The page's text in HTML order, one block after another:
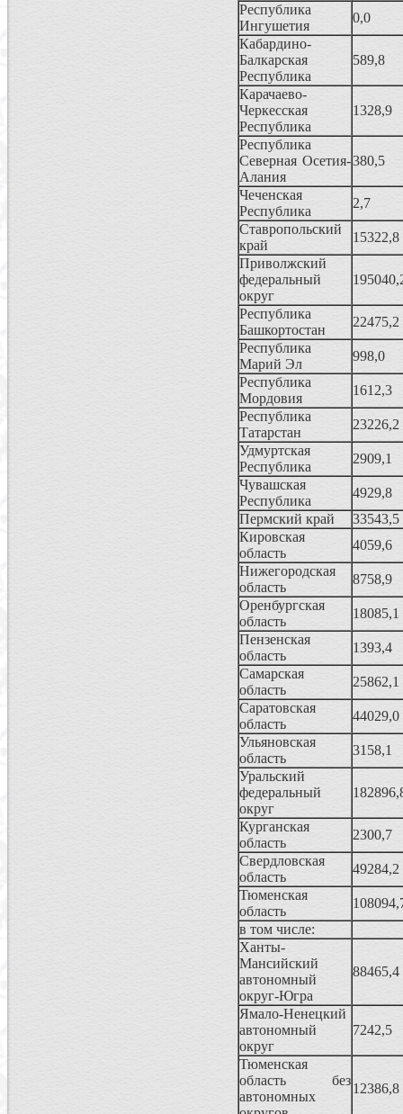
Республика
Ингушетия
0,0
Кабардино-
Балкарская
Республика
589,8
Карачаево-
Черкесская
Республика
1328,9
Республика
Северная Осетия-
Алания
380,5
Чеченская
Республика
2,7
Ставропольский
край
15322,8
Приволжский
федеральный
округ
Республика
Башкортостан
22475,2
Республика
Марий Эл
998,0
Республика
Мордовия
1612,3
Республика
Татарстан
23226,2
Удмуртская
Республика
2909,1
Чувашская
Республика
4929,8
Пермский край
33543,5
Кировская
область
4059,6
Hижегородская
область
8758,9
Оренбургская
область
18085,1
Пензенская
область
1393,4
Самарская
область
25862,1
Саратовская
область
44029,0
Ульяновская
область
3158,1
Уральский
федеральный
округ
Курганская
область
2300,7
Свердловская
область
49284,2
Тюменская
область
в том числе:
Ханты-
Мансийский
автономный
округ-Югра
88465,4
Ямало-Hенецкий
автономный
округ
7242,5
Тюменская
область без
автономных
12386,8